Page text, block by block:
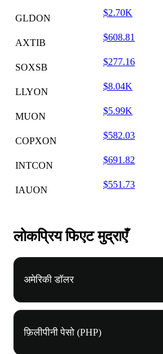
GLDON
$2.70K
AXTIB
$608.81
SOXSB
$277.16
LLYON
$8.04K
MUON
$5.99K
COPXON
$582.03
INTCON
$691.82
IAUON
$551.73
लोकप्रिय फिएट मुद्राएँ
अमेरिकी डॉलर
फ़िलीपीनी पेसो (PHP)